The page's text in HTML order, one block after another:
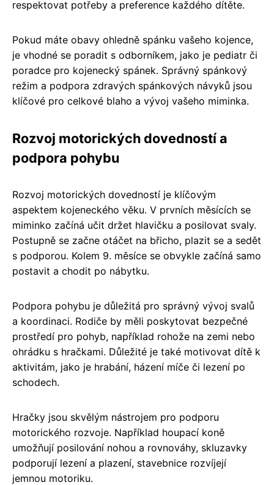
respektovat potřeby a preference každého dítěte.
Pokud máte obavy ohledně spánku vašeho kojence,
je vhodné se poradit s odborníkem, jako je pediatr či
poradce pro kojenecký spánek. Správný spánkový
režim a podpora zdravých spánkových návyků jsou
klíčové pro celkové blaho a vývoj vašeho miminka.
Rozvoj motorických dovedností a
podpora pohybu
Rozvoj motorických dovedností je klíčovým
aspektem kojeneckého věku. V prvních měsících se
miminko začíná učit držet hlavičku a posilovat svaly.
Postupně se začne otáčet na břicho, plazit se a sedět
s podporou. Kolem 9. měsíce se obvykle začíná samo
postavit a chodit po nábytku.
Podpora pohybu je důležitá pro správný vývoj svalů
a koordinaci. Rodiče by měli poskytovat bezpečné
prostředí pro pohyb, například rohože na zemi nebo
ohrádku s hračkami. Důležité je také motivovat dítě k
aktivitám, jako je hrabání, házení míče či lezení po
schodech.
Hračky jsou skvělým nástrojem pro podporu
motorického rozvoje. Například houpací koně
umožňují posilování nohou a rovnováhy, skluzavky
podporují lezení a plazení, stavebnice rozvíjejí
jemnou motoriku.